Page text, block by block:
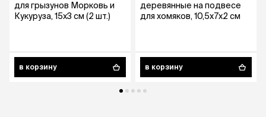
для грызунов Морковь и
Кукуруза, 15х3 см (2 шт.)
в корзину
деревянные на подвесе
для хомяков, 10,5x7x2 см
в корзину